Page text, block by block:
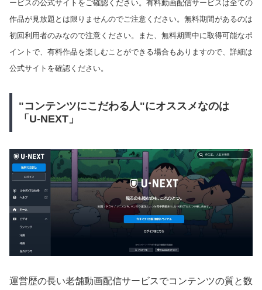
ービスの公式サイトをご確認ください。有料動画配信サービスは全ての
作品が見放題とは限りませんのでご注意ください。無料期間があるのは
初回利用者のみなので注意ください。また、無料期間中に取得可能なポ
イントで、有料作品を楽しむことができる場合もありますので、詳細は
公式サイトを確認ください。
"コンテンツにこだわる人"にオススメなのは
「U-NEXT」
運営歴の長い老舗動画配信サービスでコンテンツの質と数